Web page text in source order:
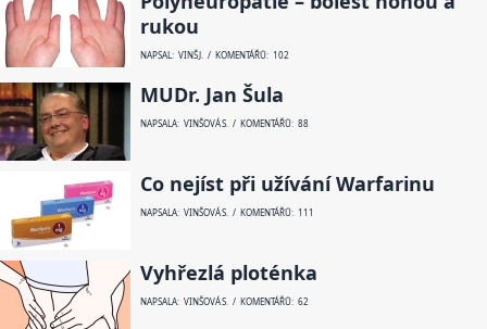
rukou
NAPSAL: VINŠ J. / KOMENTÁŘŮ: 102
MUDr. Jan Šula
NAPSALA: VINŠOVÁ S. / KOMENTÁŘŮ: 88
Co nejíst při užívání Warfarinu
NAPSALA: VINŠOVÁ S. / KOMENTÁŘŮ: 111
Vyhřezlá ploténka
NAPSALA: VINŠOVÁ S. / KOMENTÁŘŮ: 62